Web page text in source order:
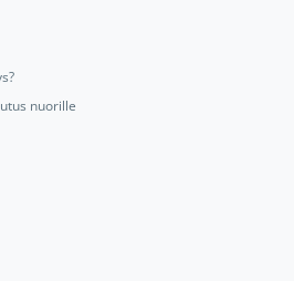
nuorille